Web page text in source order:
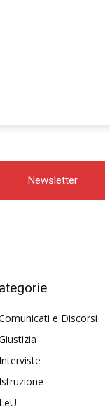
Newsletter
e Discorsi